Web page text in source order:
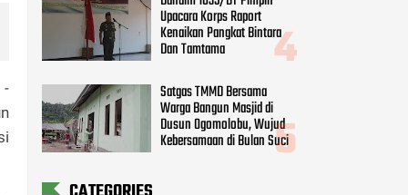
-
Upacara Korps Raport
Kenaikan Pangkat Bintara
Dan Tamtama
Satgas TMMD Bersama
Warga Bangun Masjid di
Dusun Ogomolobu, Wujud
Kebersamaan di Bulan Suci